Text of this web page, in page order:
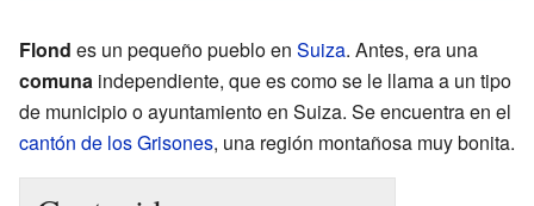
Flond es un pequeño pueblo en Suiza. Antes, era una
comuna independiente, que es como se le llama a un tipo
de municipio o ayuntamiento en Suiza. Se encuentra en el
cantón de los Grisones, una región montañosa muy bonita.